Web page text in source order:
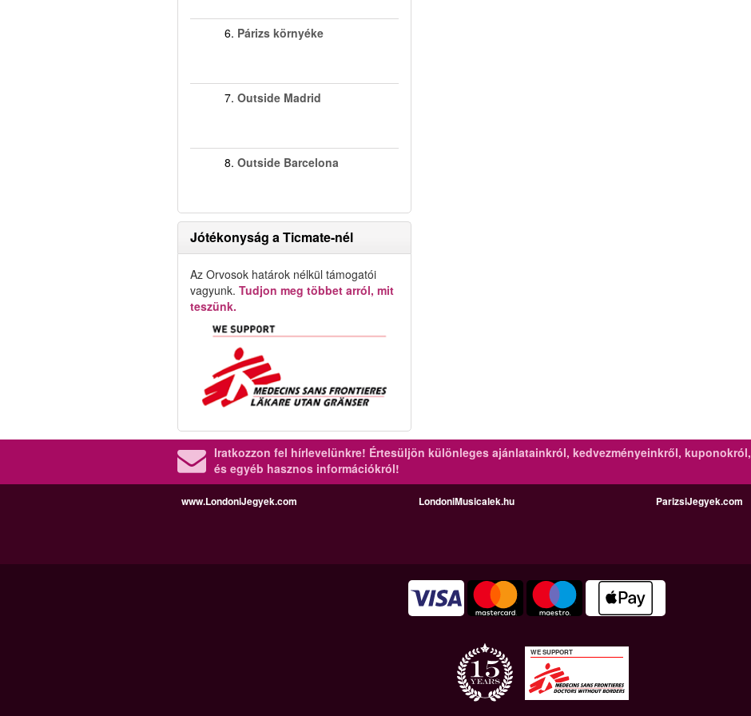
6. Párizs környéke
7. Outside Madrid
8. Outside Barcelona
Jótékonyság a Ticmate-nél
Az Orvosok határok nélkül támogatói
vagyunk. Tudjon meg többet arról, mit
teszünk.
Iratkozzon fel hírlevelünkre! Értesüljön különleges ajánlatainkról, kedvezményeinkről, kuponokról,
és egyéb hasznos információkról!
www.LondoniJegyek.com LondoniMusicalek.hu ParizsiJegyek.com
WE SUPPORT